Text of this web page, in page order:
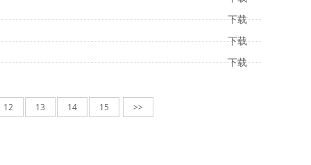
下载
下载
下载
12 13 14 15 >>